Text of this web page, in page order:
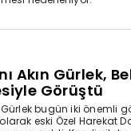
Akın Gürlek,
Görüştü
Gürlek bugün iki önemli
eski Özel Harekat